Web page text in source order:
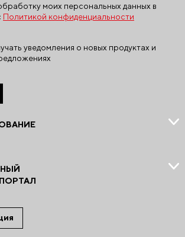
моих персональных данных в
Политикой конфиденциальности
уведомления о новых продуктах и